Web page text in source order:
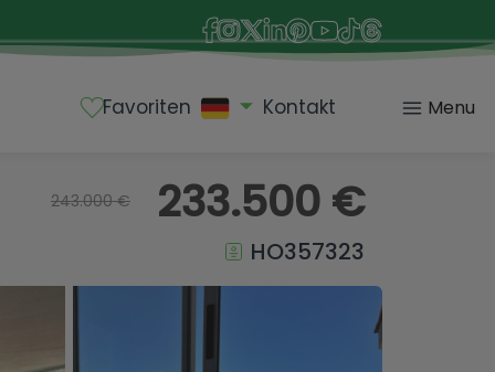
Favoriten Kontakt Menu
243.000 € 233.500 €
HO357323